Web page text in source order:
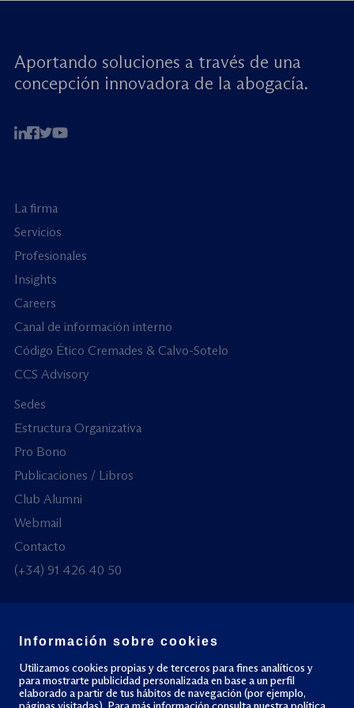
Aportando soluciones a través de una
concepción innovadora de la abogacía.
La firma
Servicios
Profesionales
Insights
Careers
Canal de información interno
Código Ético Cremades & Calvo-Sotelo
CCS Advisory
Sedes
Estructura Organizativa
Pro Bono
Publicaciones / Libros
Club Alumni
Webmail
Contacto
(+34) 91 426 40 50
© Todos los derechos reservados
Política de privacidad Política de cookies
Información sobre cookies
Utilizamos cookies propias y de terceros para fines analíticos y
para mostrarte publicidad personalizada en base a un perfil
elaborado a partir de tus hábitos de navegación (por ejemplo,